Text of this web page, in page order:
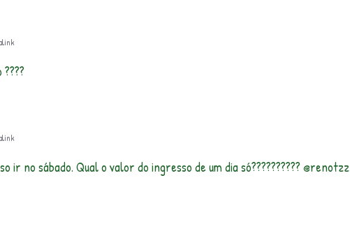
ir no sábado. Qual o valor do ingresso de um dia só?????????? @renotzz